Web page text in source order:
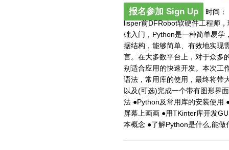
报名参加 Sign Up
时间
lisper前DFRobot软硬件工程师
础入门，Python是一种简单易学
据结构，能够简单、有效地实现
言。在大多数平台上，对于众多
别适合应用的快速开发。本次工
语法，常用库的使用，最终将带
以及(可选)完成一个带有图形界
法 ●Python及常用库的安装使用
屏幕上画画 ●用TKinter库开发
本概念 ●了解Python是什么,能